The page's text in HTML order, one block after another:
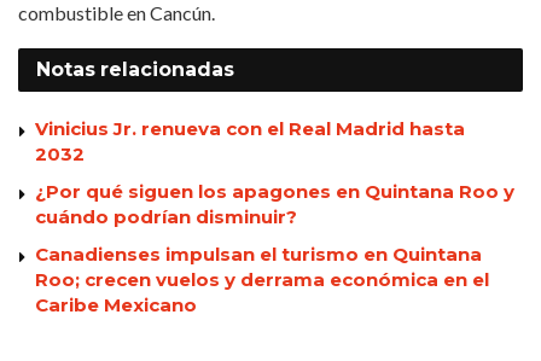
combustible en Cancún.
Notas relacionadas
Vinicius Jr. renueva con el Real Madrid hasta
2032
¿Por qué siguen los apagones en Quintana Roo y
cuándo podrían disminuir?
Canadienses impulsan el turismo en Quintana
Roo; crecen vuelos y derrama económica en el
Caribe Mexicano